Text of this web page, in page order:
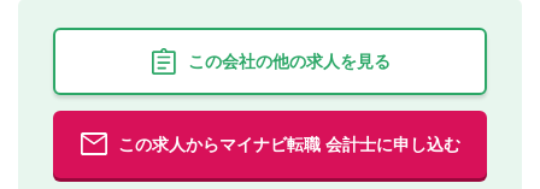
この会社の他の求人を見る
この求人からマイナビ転職 会計士に申し込む